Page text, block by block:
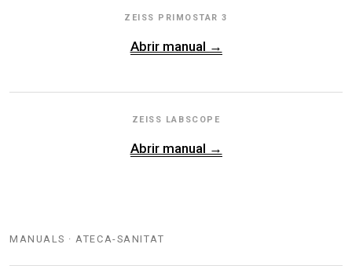
ZEISS PRIMOSTAR 3
Abrir manual →
ZEISS LABSCOPE
Abrir manual →
MANUALS · ATECA-SANITAT